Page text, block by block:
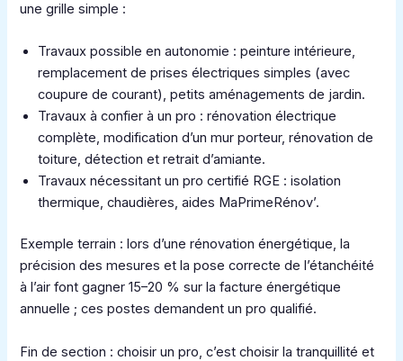
une grille simple :
Travaux possible en autonomie : peinture intérieure,
remplacement de prises électriques simples (avec
coupure de courant), petits aménagements de jardin.
Travaux à confier à un pro : rénovation électrique
complète, modification d’un mur porteur, rénovation de
toiture, détection et retrait d’amiante.
Travaux nécessitant un pro certifié RGE : isolation
thermique, chaudières, aides MaPrimeRénov’.
Exemple terrain : lors d’une rénovation énergétique, la
précision des mesures et la pose correcte de l’étanchéité
à l’air font gagner 15–20 % sur la facture énergétique
annuelle ; ces postes demandent un pro qualifié.
Fin de section : choisir un pro, c’est choisir la tranquillité et